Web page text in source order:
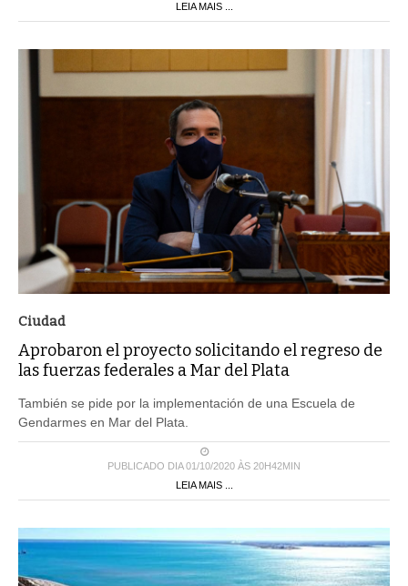
LEIA MAIS ...
Ciudad
Aprobaron el proyecto solicitando el regreso de
las fuerzas federales a Mar del Plata
También se pide por la implementación de una Escuela de
Gendarmes en Mar del Plata.
PUBLICADO DIA 01/10/2020 ÀS 20H42MIN
LEIA MAIS ...